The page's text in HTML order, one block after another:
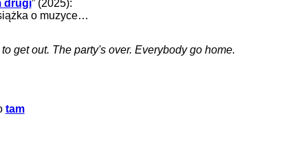
drugi” (2025):
o muzyce…
get out. The party's over. Everybody go home.
tam